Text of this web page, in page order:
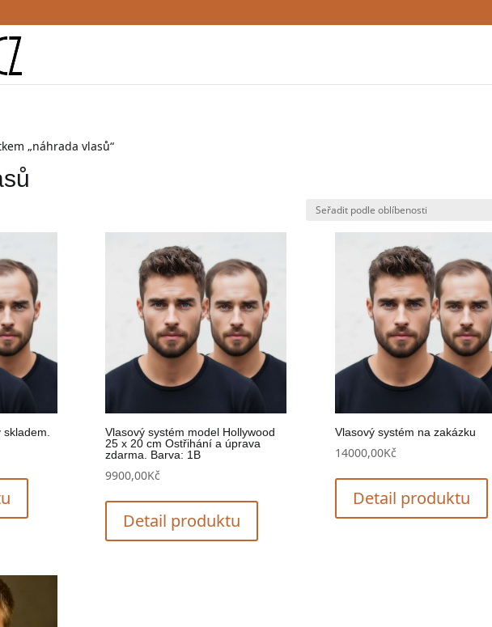
„náhrada vlasů“
skladem.
Vlasový systém model Hollywood
25 x 20 cm Ostřihání a úprava
zdarma. Barva: 1B
9900,00Kč
Detail produktu
Vlasový systém na zakázku
14000,00Kč
Detail produktu